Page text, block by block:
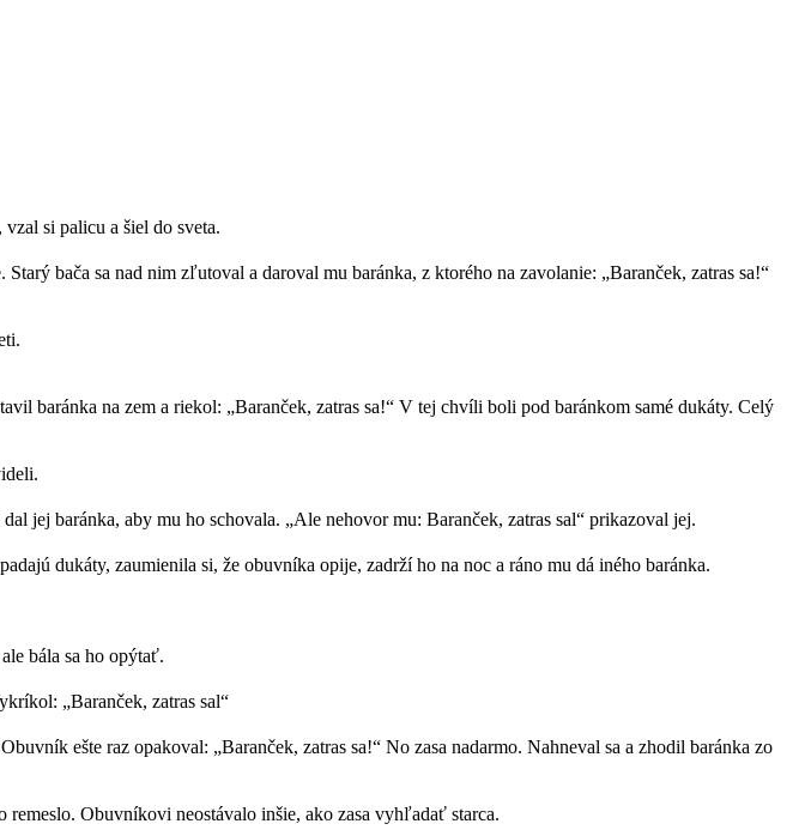
si palicu a šiel do sveta.
bača sa nad nim zľutoval a daroval mu baránka, z ktorého na zavolanie: „Baranček, zatras sa!“
baránka na zem a riekol: „Baranček, zatras sa!“ V tej chvíli boli pod baránkom samé dukáty. Celý
jej baránka, aby mu ho schovala. „Ale nehovor mu: Baranček, zatras sal“ prikazoval jej.
dukáty, zaumienila si, že obuvníka opije, zadrží ho na noc a ráno mu dá iného baránka.
bála sa ho opýtať.
„Baranček, zatras sal“
ešte raz opakoval: „Baranček, zatras sa!“ No zasa nadarmo. Nahneval sa a zhodil baránka zo
Obuvníkovi neostávalo inšie, ako zasa vyhľadať starca.